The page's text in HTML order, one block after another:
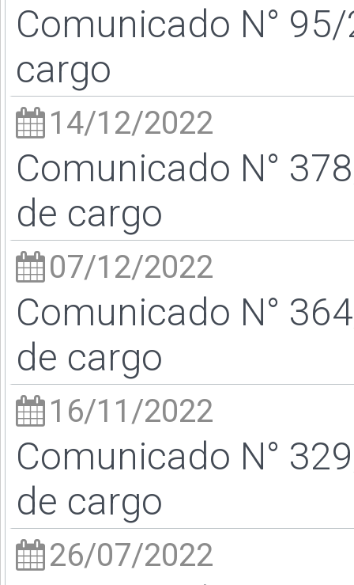
Comunicado N°
cargo
14/12/2022
Comunicado N°
de cargo
07/12/2022
Comunicado N°
de cargo
16/11/2022
Comunicado N°
de cargo
26/07/2022